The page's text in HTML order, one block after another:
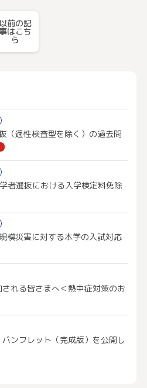
前の記
事はこち
ら
適性検査型を除く）の過去問
者選抜における入学検定料免除
模災害に対する本学の入試対応
れる皆さまへ＜熱中症対策のお
ンフレット（完成版）を公開し